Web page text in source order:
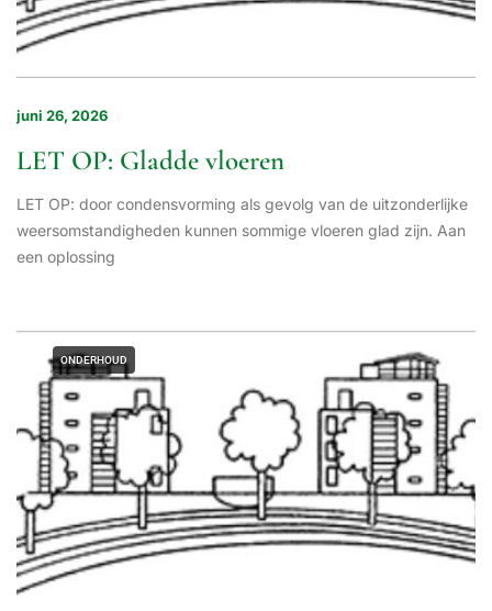
juni 26, 2026
LET OP: Gladde vloeren
LET OP: door condensvorming als gevolg van de uitzonderlijke
weersomstandigheden kunnen sommige vloeren glad zijn. Aan
een oplossing
ONDERHOUD